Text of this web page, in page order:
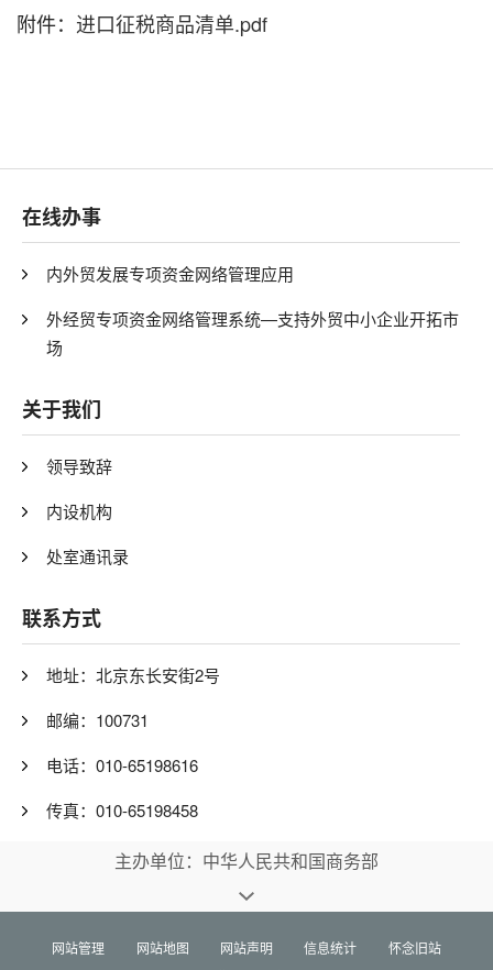
附件： 进口征税商品清单.pdf
在线办事
内外贸发展专项资金网络管理应用
外经贸专项资金网络管理系统—支持外贸中小企业开拓市
场
关于我们
领导致辞
内设机构
处室通讯录
联系方式
地址：北京东长安街2号
邮编：100731
电话：010-65198616
传真：010-65198458
主办单位：中华人民共和国商务部
网站管理 网站地图 网站声明 信息统计
怀念旧站